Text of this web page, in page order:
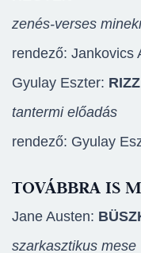
zenés-verses
rendező: Jankovics
Gyulay Eszter: RIZZ
tantermi előadás
rendező: Gyulay
TOVÁBBRA IS
Jane Austen:
szarkasztikus mese